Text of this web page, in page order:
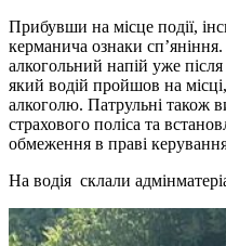
Прибувши на місце події,
керманича ознаки
алкогольний напій уже
який водій пройшов на
алкоголю. Патрульні також
страхового поліса та
обмеження в праві
На водія склали